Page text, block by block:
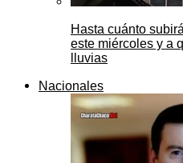
Hasta cuánto
este miércoles y a
lluvias
Nacionales